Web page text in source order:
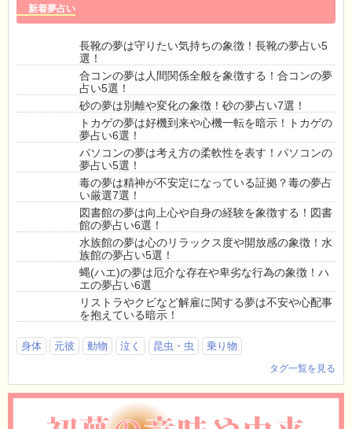
新着夢占い
長靴の夢は守りたい気持ちの象徴！長靴の夢占い5
選！
合コンの夢は人間関係全般を象徴する！合コンの夢
占い5選！
砂の夢は別離や変化の象徴！砂の夢占い7選！
トカゲの夢は好機到来や心機一転を暗示！トカゲの
夢占い6選！
パソコンの夢は考え方の柔軟性を表す！パソコンの
夢占い5選！
毒の夢は精神が不安定になっている証拠？毒の夢占
い厳選7選！
図書館の夢は向上心や自身の経験を象徴する！図書
館の夢占い6選！
水族館の夢は心のリラックス度や開放感の象徴！水
族館の夢占い5選！
蝿(ハエ)の夢は厄介な存在や卑劣な行為の象徴！ハ
エの夢占い6選
リストラやクビなど解雇に関する夢は不安や心配事
を抱えている暗示！
身体 元彼 動物 泣く 昆虫・虫 乗り物
タグ一覧を見る